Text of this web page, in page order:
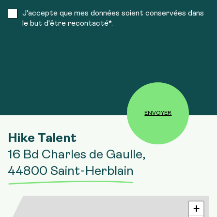
J'accepte que mes données soient conservées dans
le but d'être recontacté*.
Hike Talent
16 Bd Charles de Gaulle,
44800 Saint-Herblain
+